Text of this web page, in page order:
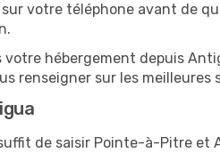
votre téléphone avant de
hébergement depuis
renseigner sur les
de saisir Pointe-à-Pitre